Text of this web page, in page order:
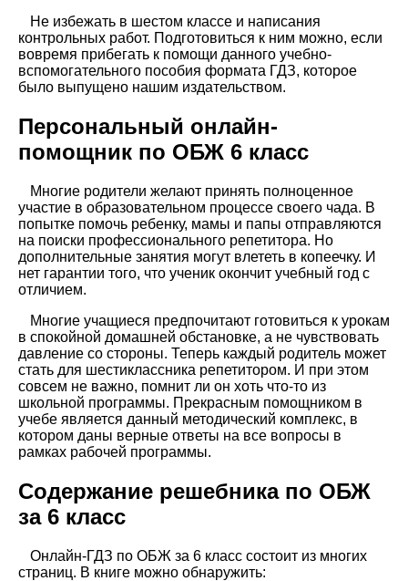
Не избежать в шестом классе и написания
контрольных работ. Подготовиться к ним можно, если
вовремя прибегать к помощи данного учебно-
вспомогательного пособия формата ГДЗ, которое
было выпущено нашим издательством.
Персональный онлайн-
помощник по ОБЖ 6 класс
Многие родители желают принять полноценное
участие в образовательном процессе своего чада. В
попытке помочь ребенку, мамы и папы отправляются
на поиски профессионального репетитора. Но
дополнительные занятия могут влететь в копеечку. И
нет гарантии того, что ученик окончит учебный год с
отличием.
Многие учащиеся предпочитают готовиться к урокам
в спокойной домашней обстановке, а не чувствовать
давление со стороны. Теперь каждый родитель может
стать для шестиклассника репетитором. И при этом
совсем не важно, помнит ли он хоть что-то из
школьной программы. Прекрасным помощником в
учебе является данный методический комплекс, в
котором даны верные ответы на все вопросы в
рамках рабочей программы.
Содержание решебника по ОБЖ
за 6 класс
Онлайн-ГДЗ по ОБЖ за 6 класс состоит из многих
страниц. В книге можно обнаружить: